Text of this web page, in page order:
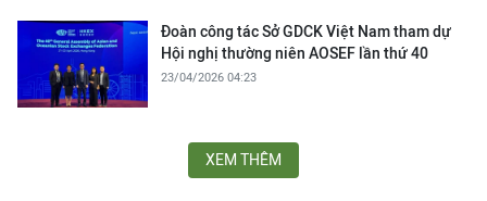
Đoàn công tác Sở GDCK Việt Nam tham dự
Hội nghị thường niên AOSEF lần thứ 40
23/04/2026 04:23
XEM THÊM